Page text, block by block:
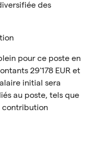
des
pour ce poste en
29'178 EUR et
initial sera
au poste, tels que
contribution